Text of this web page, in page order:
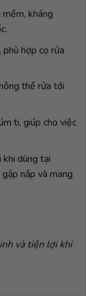
kháng
hợp cọ rửa
thể rửa tới
ti, giúp cho việc
dùng tại
nắp và mang
và tiện lợi khi